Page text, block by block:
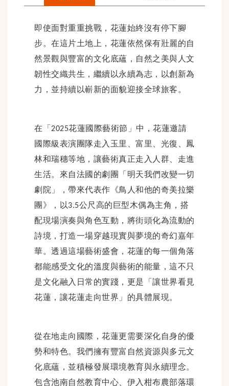
即使面對重重挑戰，花蓮始終沒有停下腳
步。在這片土地上，花蓮依然保有壯麗的自
然景觀與豐富的文化底蘊，自然之美與人文
韌性交織共生，繼續以永續為志，以創新為
力，並持續以嶄新的面貌迎接全球旅客。
在「 2025花蓮國際藝術節」中，花蓮邀請
國際級表演團隊走入玉里、富里、光復、鳳
林和瑞穗等地，讓藝術真正走入人群、走進
生活。來自法國的劇團「明天我們改變一切
劇院」，帶來代表作《鳥人和他的奇美拉樂
團》，以3.5公尺高的巨型木偶為主角，搭
配現場演奏與角色互動，將街頭化為流動的
詩境，打造一場穿越現實與夢境的奇幻嘉年
華。透過這場藝術盛會，花蓮的每一個角落
都能感受文化的溫度與藝術的能量，這不只
是文化融入日常的實踐，更是「讓世界看見
花蓮，讓花蓮走向世界」的具體展現。
從在地走向國際，花蓮更需要深化自身的優
勢和特色。我們擁有豐富自然資源與多元文
化底蘊，並積極發展環境教育與永續理念。
包含池南自然教育中心、伊入柑布農部落環